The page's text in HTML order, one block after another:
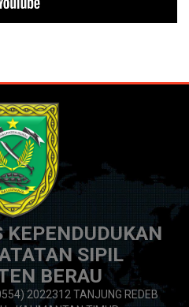
KEPENDUDUKAN
SIPIL
BERAU
2022312 TANJUNG REDEB